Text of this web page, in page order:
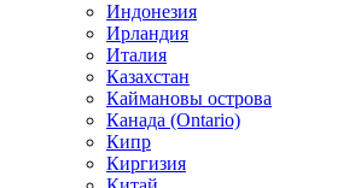
Индонезия
Ирландия
Италия
Казахстан
Каймановы острова
Канада (Ontario)
Кипр
Киргизия